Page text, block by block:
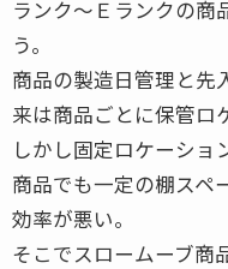
ランク〜Ｅランクの商
う。
商品の製造日管理と先
来は商品ごとに保管ロ
しかし固定ロケーショ
商品でも一定の棚スペ
効率が悪い。
そこでスロームーブ商